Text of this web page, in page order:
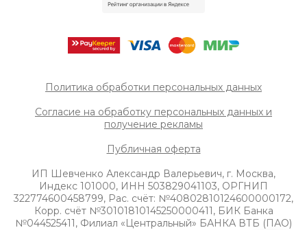
Политика обработки персональных данных
Согласие на обработку персональных данных и
получение рекламы
Публичная оферта
ИП Шевченко Александр Валерьевич, г. Москва,
Индекс 101000, ИНН 503829041103, ОРГНИП
322774600458799, Рас. счёт: №40802810124600000172,
Корр. счёт №30101810145250000411, БИК Банка
№044525411, Филиал «Центральный» БАНКА ВТБ (ПАО)